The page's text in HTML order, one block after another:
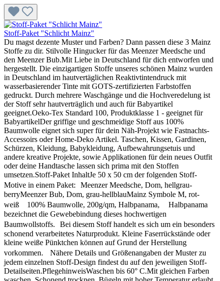
Stoff-Paket "Schlicht Mainz"
Du magst dezente Muster und Farben? Dann passen diese 3 Mainz
Stoffe zu dir. Stilvolle Hingucker für das Meenzer Meedsche und
den Meenzer Bub.Mit Liebe in Deutschland für dich entworfen und
hergestellt. Die einzigartigen Stoffe unseres schönen Mainz wurden
in Deutschland im hautvertäglichen Reaktivtintendruck mit
wasserbasierender Tinte mit GOTS-zertifizierten Farbstoffen
gedruckt. Durch mehrere Waschgänge und die Hochveredelung ist
der Stoff sehr hautverträglich und auch für Babyartikel
geeignet.Oeko-Tex Standard 100, Produktklasse 1 - geeignet für
BabyartikelDer griffige und geschmeidige Stoff aus 100%
Baumwolle eignet sich super für dein Näh-Projekt wie Fastnachts-
Accessoirs oder Home-Deko Artikel. Taschen, Kissen, Gardinen,
Schürzen, Kleidung, Babykleidung, Aufbewahrungsetuis und
andere kreative Projekte, sowie Applikationen für dein neues Outfit
oder deine Handtasche lassen sich prima mit den Stoffen
umsetzen.Stoff-Paket InhaltJe 50 x 50 cm der folgenden Stoff-
Motive in einem Paket: Meenzer Meedsche, Dom, hellgrau-
berryMeenzer Bub, Dom, grau-hellblauMainz Symbole M, rot-
weiß 100% Baumwolle, 200g/qm, Halbpanama, Halbpanama
bezeichnet die Gewebebindung dieses hochwertigen
Baumwollstoffs. Bei diesem Stoff handelt es sich um ein besonders
schonend verarbeitetes Naturprodukt. Kleine Faserrückstände oder
kleine weiße Pünktchen können auf Grund der Herstellung
vorkommen. Nähere Details und Größenangaben der Muster zu
jedem einzelnen Stoff-Design findest du auf den jeweiligen Stoff-
Detailseiten.PflegehinweisWaschen bis 60° C.Mit gleichen Farben